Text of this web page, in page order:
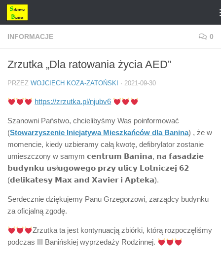
Przejdź do treści
INFORMACJE 0
Zrzutka „Dla ratowania życia AED”
PRZEZ WOJCIECH KOZA-ZATOŃSKI · 2021-09-30
https://zrzutka.pl/njubv6
Szanowni Państwo, chcielibyśmy Was poinformować
(Stowarzyszenie Inicjatywa Mieszkańców dla Banina) , że w
momencie, kiedy uzbieramy całą kwotę, defibrylator zostanie
umieszczony w samym 𝗰𝗲𝗻𝘁𝗿𝘂𝗺 𝗕𝗮𝗻𝗶𝗻𝗮, 𝗻𝗮 𝗳𝗮𝘀𝗮𝗱𝘇𝗶𝗲
𝗯𝘂𝗱𝘆𝗻𝗸𝘂 𝘂𝘀ł𝘂𝗴𝗼𝘄𝗲𝗴𝗼 𝗽𝗿𝘇𝘆 𝘂𝗹𝗶𝗰𝘆 𝗟𝗼𝘁𝗻𝗶𝗰𝘇𝗲𝗷 𝟲𝟮
(𝗱𝗲𝗹𝗶𝗸𝗮𝘁𝗲𝘀𝘆 𝗠𝗮𝘅 𝗮𝗻𝗱 𝗫𝗮𝘃𝗶𝗲𝗿 𝗶 𝗔𝗽𝘁𝗲𝗸𝗮).
Serdecznie dziękujemy Panu Grzegorzowi, zarządcy budynku
za oficjalną zgodę.
Zrzutka ta jest kontynuacją zbiórki, którą rozpoczęliśmy
podczas III Banińskiej wyprzedaży Rodzinnej.